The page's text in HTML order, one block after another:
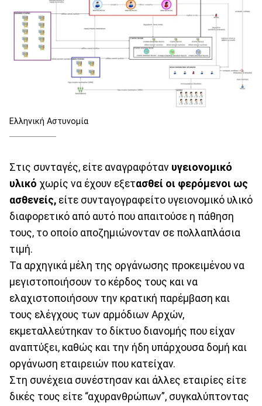
Ελληνική Αστυνομία
Στις συνταγές, είτε αναγραφόταν υγειονομικό
υλικό χωρίς να έχουν εξετασθεί οι φερόμενοι ως
ασθενείς, είτε συνταγογραφείτο υγειονομικό υλικό
διαφορετικό από αυτό που απαιτούσε η πάθηση
τους, το οποίο αποζημιώνονταν σε πολλαπλάσια
τιμή.
Τα αρχηγικά μέλη της οργάνωσης προκειμένου να
μεγιστοποιήσουν το κέρδος τους και να
ελαχιστοποιήσουν την κρατική παρέμβαση και
τους ελέγχους των αρμόδιων Αρχών,
εκμεταλλεύτηκαν το δίκτυο διανομής που είχαν
αναπτύξει, καθώς και την ήδη υπάρχουσα δομή και
οργάνωση εταιρειών που κατείχαν.
Στη συνέχεια συνέστησαν και άλλες εταιρίες είτε
δικές τους είτε “αχυρανθρώπων”, συγκαλύπτοντας